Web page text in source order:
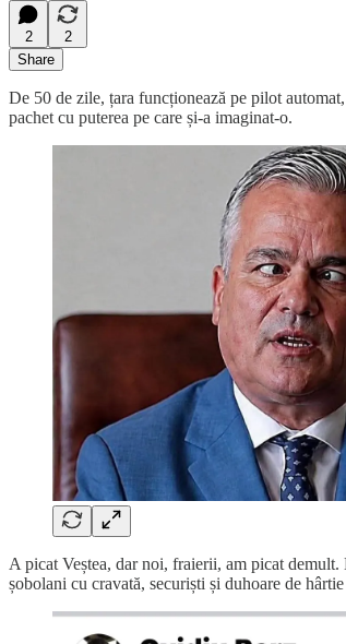
2
2
Share
De 50 de zile, țara funcționează pe pilot
pachet cu puterea pe care și-a imaginat-o.
A picat Veștea, dar noi, fraierii, am picat
șobolani cu cravată, securiști și duhoare de